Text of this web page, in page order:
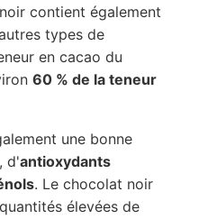
contient également
types de
en cacao du
60 % de la teneur
une bonne
d'antioxydants
. Le chocolat noir
élevées de